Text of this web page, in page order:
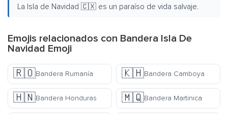
La Isla de Navidad 🇨🇽 es un paraíso de vida salvaje.
Emojis relacionados con Bandera Isla De
Navidad Emoji
🇷🇴Bandera Rumanía 🇰🇭Bandera Camboya
🇭🇳Bandera Honduras 🇲🇶Bandera Martinica